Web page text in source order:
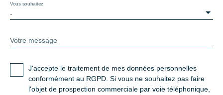
-
Vous souhaitez
Votre message
J'accepte le traitement de mes données personnelles
conformément au RGPD. Si vous ne souhaitez pas faire
l'objet de prospection commerciale par voie téléphonique,